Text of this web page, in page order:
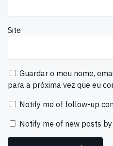
Site
Guardar o meu nome,
para a próxima vez que eu
Notify me of follow-up
Notify me of new posts by